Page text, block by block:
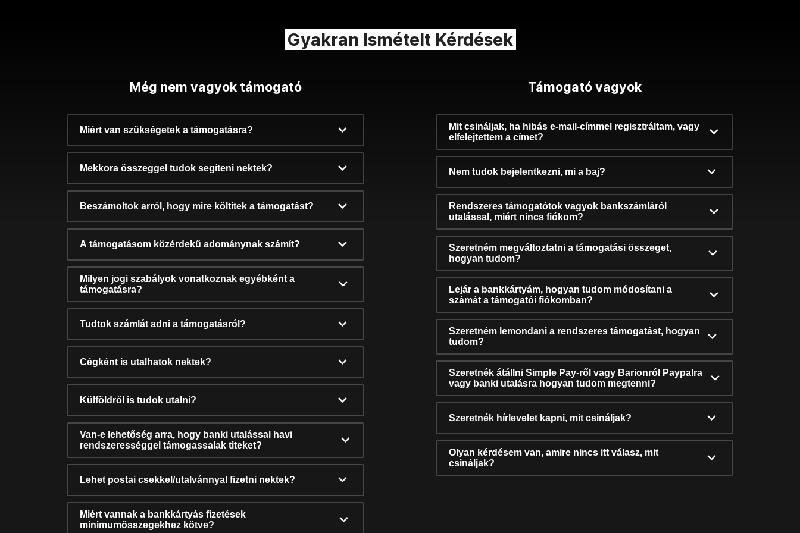
Gyakran Ismételt Kérdések
Még nem vagyok támogató
Miért van szükségetek a támogatásra?
Mekkora összeggel tudok segíteni nektek?
Beszámoltok arról, hogy mire költitek a támogatást?
A támogatásom közérdekű adománynak számít?
Milyen jogi szabályok vonatkoznak egyébként a
támogatásra?
Tudtok számlát adni a támogatásról?
Cégként is utalhatok nektek?
Külföldről is tudok utalni?
Van-e lehetőség arra, hogy banki utalással havi
rendszerességgel támogassalak titeket?
Lehet postai csekkel/utalvánnyal fizetni nektek?
Miért vannak a bankkártyás fizetések
minimumösszegekhez kötve?
Támogató vagyok
Mit csináljak, ha hibás e-mail-címmel regisztráltam, vagy
elfelejtettem a címet?
Nem tudok bejelentkezni, mi a baj?
Rendszeres támogatótok vagyok bankszámláról
utalással, miért nincs fiókom?
Szeretném megváltoztatni a támogatási összeget,
hogyan tudom?
Lejár a bankkártyám, hogyan tudom módosítani a
számát a támogatói fiókomban?
Szeretném lemondani a rendszeres támogatást, hogyan
tudom?
Szeretnék átállni Simple Pay-ről vagy Barionról Paypalra
vagy banki utalásra hogyan tudom megtenni?
Szeretnék hírlevelet kapni, mit csináljak?
Olyan kérdésem van, amire nincs itt válasz, mit
csináljak?